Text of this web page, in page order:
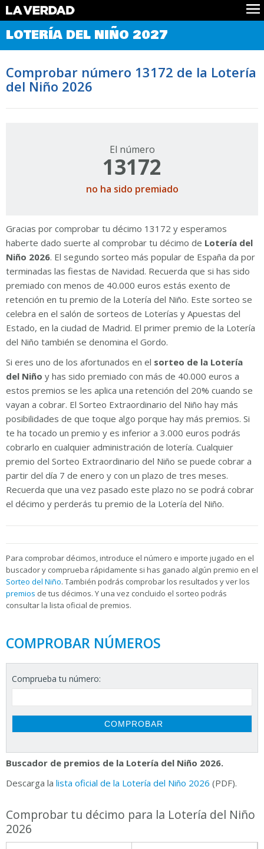
Comprobar Loteria del Niño
Premios
Noticias
Datos
Historia
LOTERÍA DEL NIÑO 2027
Comprobar número 13172 de la Lotería
del Niño 2026
El número
13172
no ha sido premiado
Gracias por comprobar tu décimo 13172 y esperamos
haberte dado suerte al comprobar tu décimo de Lotería del
Niño 2026. El segundo sorteo más popular de España da por
terminadas las fiestas de Navidad. Recuerda que si has sido
premiado con menos de 40.000 euros estás exento de
retención en tu premio de la Lotería del Niño. Este sorteo se
celebra en el salón de sorteos de Loterías y Apuestas del
Estado, en la ciudad de Madrid. El primer premio de la Lotería
del Niño también se denomina el Gordo.
Si eres uno de los afortunados en el sorteo de la Lotería
del Niño y has sido premiado con más de 40.000 euros a
estos premios se les aplica una retención del 20% cuando se
vayan a cobrar. El Sorteo Extraordinario del Niño hay más
posibilidades de que toque algo porque hay más premios. Si
te ha tocado un premio y es inferior a 3.000 euros podrás
cobrarlo en cualquier administración de lotería. Cualquier
premio del Sorteo Extraordinario del Niño se puede cobrar a
partir del día 7 de enero y con un plazo de tres meses.
Recuerda que una vez pasado este plazo no se podrá cobrar
el décimo y perderás tu premio de la Lotería del Niño.
Para comprobar décimos, introduce el número e importe jugado en el
buscador y comprueba rápidamente si has ganado algún premio en el
Sorteo del Niño. También podrás comprobar los resultados y ver los
premios de tus décimos. Y una vez concluido el sorteo podrás
consultar la lista oficial de premios.
COMPROBAR NÚMEROS
Comprueba tu número:
Buscador de premios de la Lotería del Niño 2026.
Descarga la lista oficial de la Lotería del Niño 2026 (PDF).
Comprobar tu décimo para la Lotería del Niño
2026